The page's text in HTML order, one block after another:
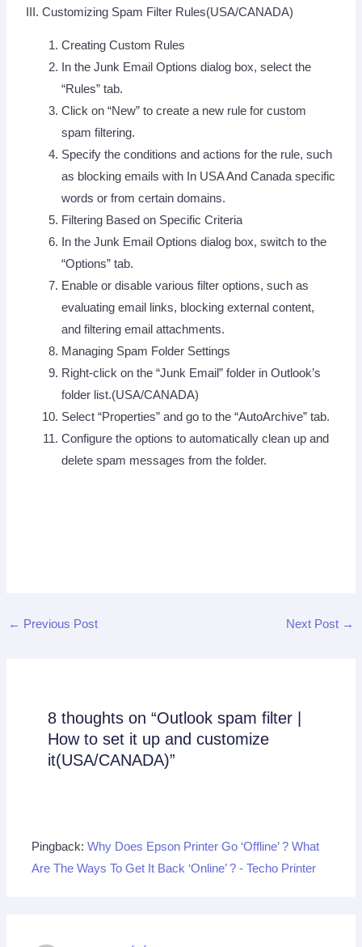
III. Customizing Spam Filter Rules(USA/CANADA)
Creating Custom Rules
In the Junk Email Options dialog box, select the
“Rules” tab.
Click on “New” to create a new rule for custom
spam filtering.
Specify the conditions and actions for the rule, such
as blocking emails with In USA And Canada specific
words or from certain domains.
Filtering Based on Specific Criteria
In the Junk Email Options dialog box, switch to the
“Options” tab.
Enable or disable various filter options, such as
evaluating email links, blocking external content,
and filtering email attachments.
Managing Spam Folder Settings
Right-click on the “Junk Email” folder in Outlook’s
folder list.(USA/CANADA)
Select “Properties” and go to the “AutoArchive” tab.
Configure the options to automatically clean up and
delete spam messages from the folder.
← Previous Post Next Post →
8 thoughts on “Outlook spam filter |
How to set it up and customize
it(USA/CANADA)”
Pingback:Why Does Epson Printer Go ‘Offline’ ? What
Are The Ways To Get It Back ‘Online’ ? - Techo Printer